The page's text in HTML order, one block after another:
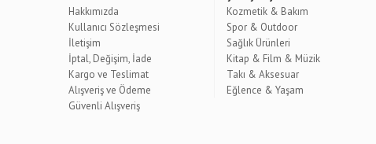
Hakkımızda
Kullanıcı Sözleşmesi
İletişim
İptal, Değişim, İade
Kargo ve Teslimat
Alışveriş ve Ödeme
Güvenli Alışveriş
Kozmetik & Bakım
Spor & Outdoor
Sağlık Ürünleri
Kitap & Film & Müzik
Takı & Aksesuar
Eğlence & Yaşam